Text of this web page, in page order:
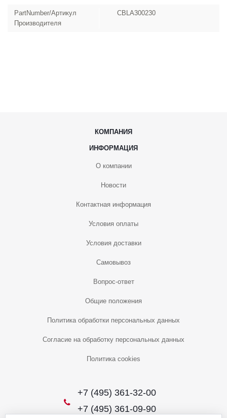
PartNumber/Артикул
Производителя
CBLA300230
КОМПАНИЯ
ИНФОРМАЦИЯ
О компании
Новости
Контактная информация
Условия оплаты
Условия доставки
Самовывоз
Вопрос-ответ
Общие положения
Политика обработки персональных данных
Согласие на обработку персональных данных
Политика cookies
+7 (495) 361-32-00
+7 (495) 361-09-90